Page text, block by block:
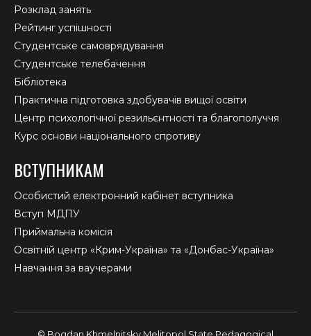
Розклад занять
Рейтинг успішності
Студентське самоврядування
Студентське телебачення
Бібліотека
Практична підготовка здобувачів вищої освіти
Центр психологічної резильєнтності та благополуччя
Курс основи національного спротиву
ВСТУПНИКАМ
Особистий електронний кабінет вступника
Вступ МДПУ
Приймальна комісія
Освітній центр «Крим-Україна» та «Донбас-Україна»
Навчання за ваучерами